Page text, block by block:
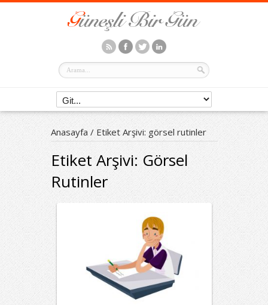
Anasayfa / Etiket Arşivi: görsel rutinler
Etiket Arşivi:Görsel
Rutinler